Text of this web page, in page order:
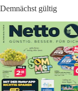
Demnächst gültig